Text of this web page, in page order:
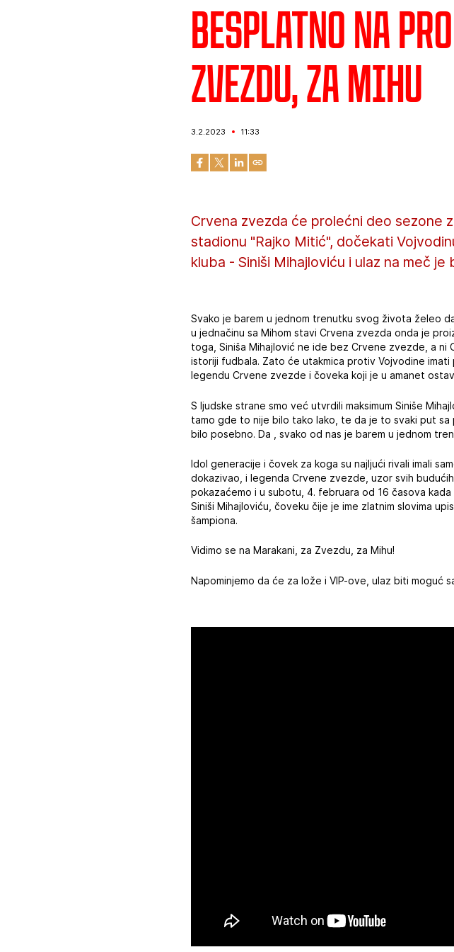
Besplatno na
Zvezdu, za Mihu
3.2.2023 11:33
Crvena zvezda će prolećni deo sezone
stadionu "Rajko Mitić", dočekati
kluba - Siniši Mihajloviću i ulaz na meč je
Svako je barem u jednom trenutku svog života želeo
u jednačinu sa Mihom stavi Crvena zvezda onda je
toga, Siniša Mihajlović ne ide bez Crvene zvezde, a
istoriji fudbala. Zato će utakmica protiv Vojvodine
legendu Crvene zvezde i čoveka koji je u amanet
S ljudske strane smo već utvrdili maksimum Siniše
tamo gde to nije bilo tako lako, te da je to svaki put
bilo posebno. Da , svako od nas je barem u jednom
Idol generacije i čovek za koga su najljući rivali imali
dokazivao, i legenda Crvene zvezde, uzor svih
pokazaćemo i u subotu, 4. februara od 16 časova
Siniši Mihajloviću, čoveku čije je ime zlatnim slovima
šampiona.
Vidimo se na Marakani, za Zvezdu, za Mihu!
Napominjemo da će za lože i VIP-ove, ulaz biti moguć